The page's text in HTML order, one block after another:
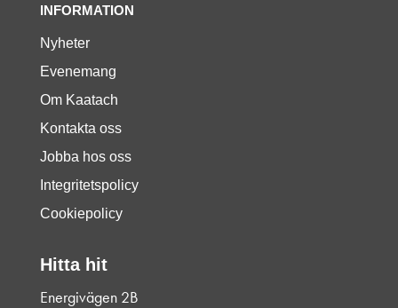
INFORMATION
Nyheter
Evenemang
Om Kaatach
Kontakta oss
Jobba hos oss
Integritetspolicy
Cookiepolicy
Hitta hit
Energivägen 2B